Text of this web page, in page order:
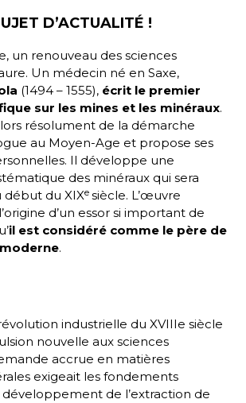
D’ACTUALITÉ !
un renouveau des sciences
Un médecin né en Saxe,
(1494 – 1555), écrit le premier
sur les mines et les minéraux.
résolument de la démarche
au Moyen-Age et propose ses
Il développe une
des minéraux qui sera
début du XIXe siècle. L’œuvre
d’un essor si important de
il est considéré comme le père de
.
industrielle du XVIIIe siècle
nouvelle aux sciences
accrue en matières
exigeait les fondements
de l’extraction de